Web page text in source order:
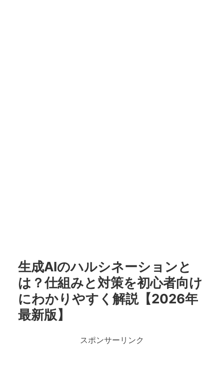
生成AIのハルシネーションと
は？仕組みと対策を初心者向け
にわかりやすく解説【2026年
最新版】
スポンサーリンク